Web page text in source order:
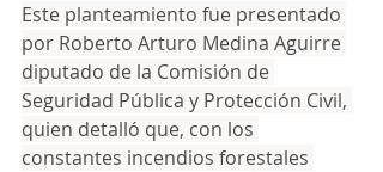
Este planteamiento fue presentado
por Roberto Arturo Medina Aguirre
diputado de la Comisión de
Seguridad Pública y Protección Civil,
quien detalló que, con los
constantes incendios forestales